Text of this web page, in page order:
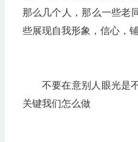
那么几个人，那么一些老
些展现自我形象，信心，
不要在意别人眼光是
关键我们怎么做